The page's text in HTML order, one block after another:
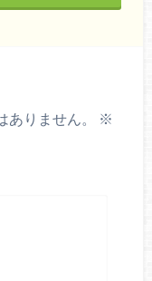
りません。
※